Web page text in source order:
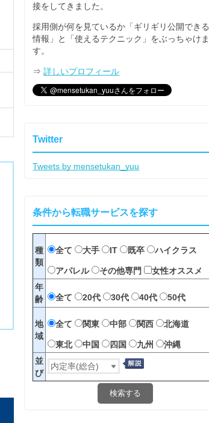
接をしてきました。
採用側が何を見ているか「ギリギリ公開できる
情報」と「使えるテクニック」をぶっちゃけま
す。
⇒詳しいプロフィール
Twitter
Tweets by mensetukan_yuu
条件から転職サービスを探す
種
類
全て 大手 IT 既卒 ハイクラス
アパレル その他専門
女性オススメ
年
齢
全て 20代 30代 40代 50代
地
域
全て 関東 中部 関西 北海道
東北 中国 四国 九州
沖縄
並
び
検索する